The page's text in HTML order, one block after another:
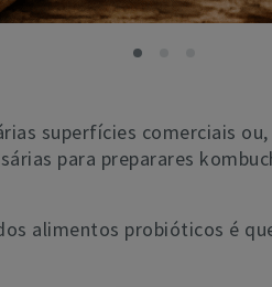
superfícies comerciais
para preparares
alimentos probióticos é